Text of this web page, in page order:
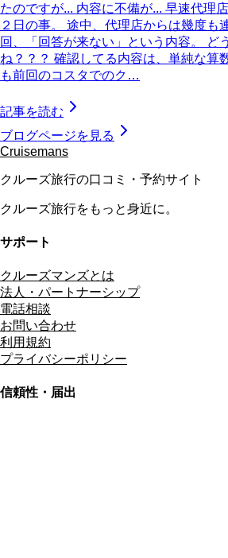
たのですが... 内容に不備が... 早速代理
２日の事。 途中、代理店からは幾度も
回、「回答が来ない」という内容。 ど
ね？？？ 確認してる内容は、単純な算
も前回のコスタでのク…
記事を読む
ブログページを見る
Cruisemans
クルーズ旅行の口コミ・予約サイト
クルーズ旅行をもっと身近に。
サポート
クルーズマンズとは
法人・パートナーシップ
電話相談
お問い合わせ
利用規約
プライバシーポリシー
信頼性・届出